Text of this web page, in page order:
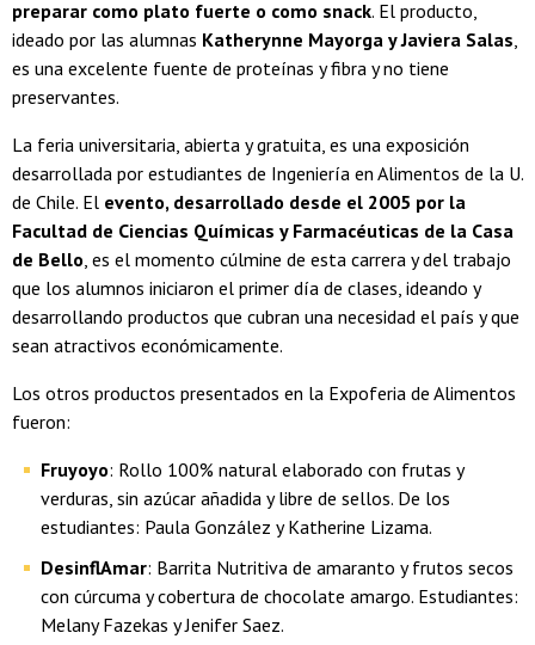
preparar como plato fuerte o como snack. El producto,
ideado por las alumnas Katherynne Mayorga y Javiera Salas
es una excelente fuente de proteínas y fibra y no tiene
preservantes.
La feria universitaria, abierta y gratuita, es una exposición
desarrollada por estudiantes de Ingeniería en Alimentos de la U.
de Chile. El evento, desarrollado desde el 2005 por la
Facultad de Ciencias Químicas y Farmacéuticas de la Casa
de Bello , es el momento cúlmine de esta carrera y del trabajo
que los alumnos iniciaron el primer día de clases, ideando y
desarrollando productos que cubran una necesidad el país y que
sean atractivos económicamente.
Los otros productos presentados en la Expoferia de Alimentos
fueron:
Fruyoyo: Rollo 100% natural elaborado con frutas y
verduras, sin azúcar añadida y libre de sellos. De los
estudiantes: Paula González y Katherine Lizama.
DesinflAmar: Barrita Nutritiva de amaranto y frutos secos
con cúrcuma y cobertura de chocolate amargo. Estudiantes:
Melany Fazekas y Jenifer Saez.